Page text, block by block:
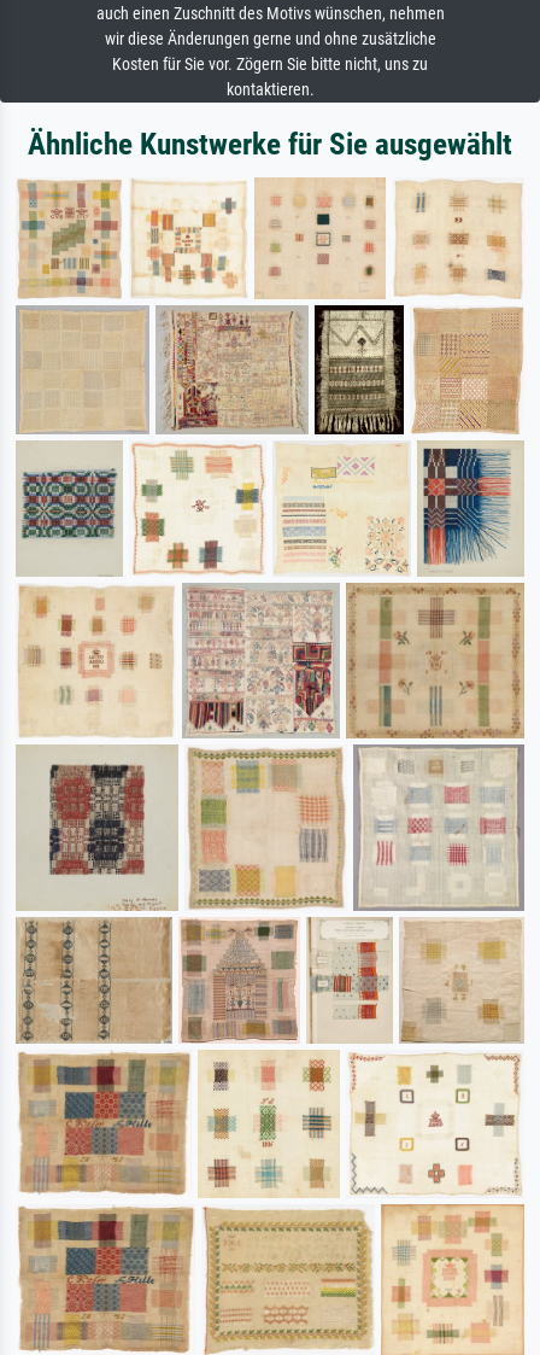
auch einen Zuschnitt des Motivs wünschen, nehmen
wir diese Änderungen gerne und ohne zusätzliche
Kosten für Sie vor. Zögern Sie bitte nicht, uns zu
kontaktieren.
Ähnliche Kunstwerke für Sie ausgewählt